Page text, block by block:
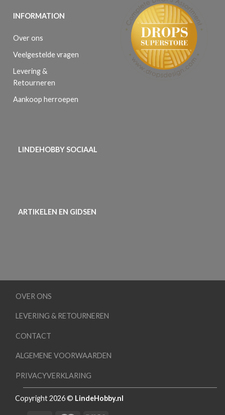
INFORMATION
Over ons
Veelgestelde vragen
Levering &
Retourneren
Aankoop herroepen
LINDEHOBBY SOCIAAL
ARTIKELEN EN GIDSEN
OVER ONS
LEVERING & RETOURNEREN
CONTACT
ALGEMENE VOORWAARDEN
PRIVACYVERKLARING
Copyright 2026 © LindeHobby.nl